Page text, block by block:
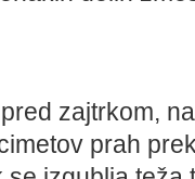
zajtrkom, na
prah